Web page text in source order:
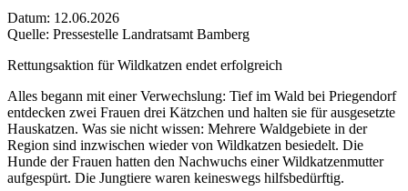
Datum: 12.06.2026
Quelle: Pressestelle Landratsamt Bamberg
Rettungsaktion für Wildkatzen endet erfolgreich
Alles begann mit einer Verwechslung: Tief im Wald bei Priegendorf
entdecken zwei Frauen drei Kätzchen und halten sie für ausgesetzte
Hauskatzen. Was sie nicht wissen: Mehrere Waldgebiete in der
Region sind inzwischen wieder von Wildkatzen besiedelt. Die
Hunde der Frauen hatten den Nachwuchs einer Wildkatzenmutter
aufgespürt. Die Jungtiere waren keineswegs hilfsbedürftig.